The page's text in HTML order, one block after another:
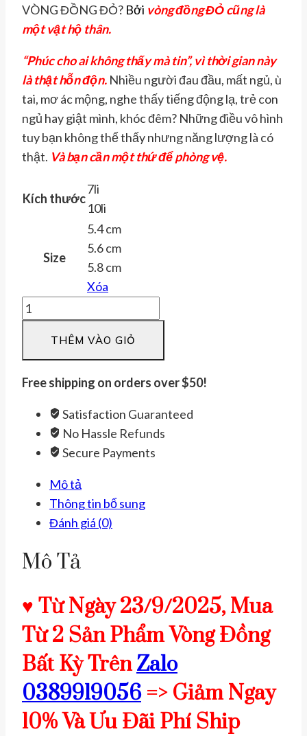
VÒNG ĐỒNG ĐỎ? Bởi vòng đồng ĐỎ cũng là
một vật hộ thân.
“Phúc cho ai không thấy mà tin”, vì thời gian này
là thật hỗn độn. Nhiều người đau đầu, mất ngủ, ù
tai, mơ ác mộng, nghe thấy tiếng động lạ, trẻ con
ngủ hay giật mình, khóc đêm? Những điều vô hình
tuy bạn không thể thấy nhưng năng lượng là có
thật. Và bạn cần một thứ để phòng vệ.
Kích thước
7li
10li
Size
5.4 cm
5.6 cm
5.8 cm
Xóa
Vòng
dẹt
khắc
câu
bình
an.
Vòng
tinh
99%
có
kiểm
định.
số
lượng
THÊM VÀO GIỎ
Free shipping on orders over $50!
Satisfaction Guaranteed
No Hassle Refunds
Secure Payments
Mô tả
Thông tin bổ sung
Đánh giá (0)
Mô Tả
♥ Từ Ngày 23/9/2025, Mua
Từ 2 Sản Phẩm Vòng Đồng
Bất Kỳ TrênZalo
0389919056=> Giảm Ngay
10% Và Ưu Đãi Phí Ship